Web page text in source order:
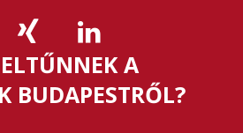
A
BUDAPESTRŐL?